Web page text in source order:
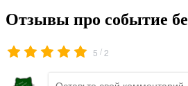
Отзывы про событие
5 /2